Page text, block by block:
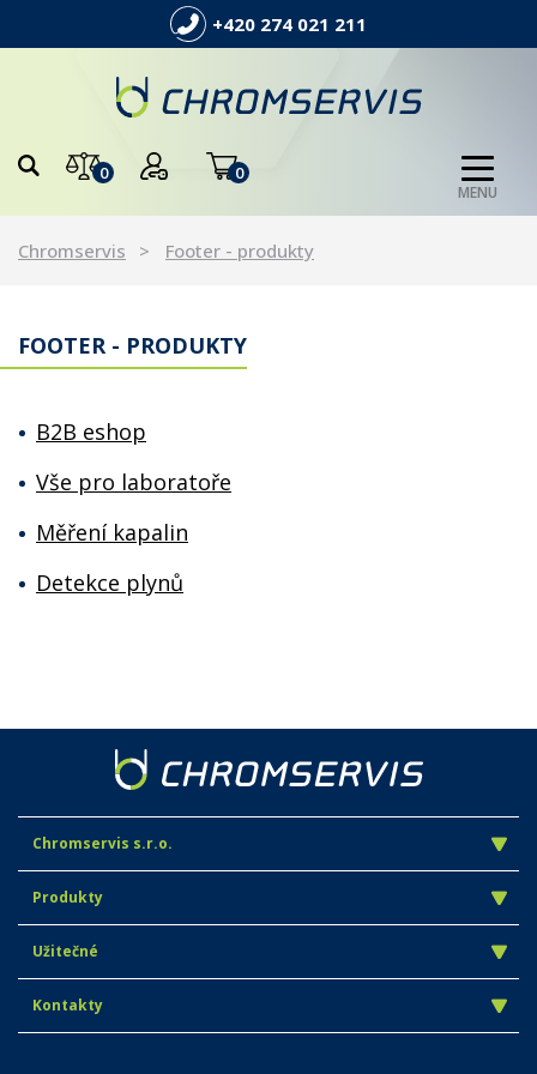
+420 274 021 211
0 0
MENU
Chromservis Footer - produkty
FOOTER - PRODUKTY
B2B eshop
Vše pro laboratoře
Měření kapalin
Detekce plynů
Chromservis s.r.o.
Produkty
Užitečné
Kontakty